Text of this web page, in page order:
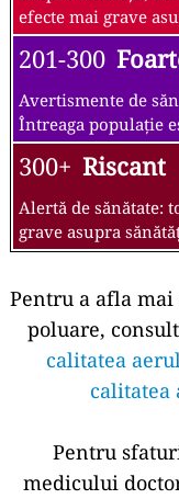
efecte mai grave
201-300
Avertismente de
Întreaga populație
300+ Riscant
Alertă de sănătate:
grave asupra
Pentru a afla
poluare,
calitatea
calitatea
Pentru
medicului